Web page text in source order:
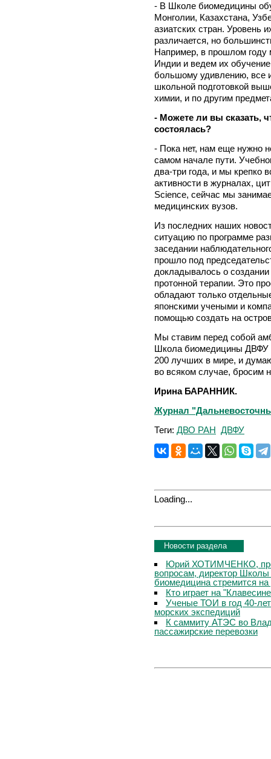
- В Школе биомедицины
Монголии, Казахстана,
азиатских стран. Уровень
различается, но
Например, в прошлом году
Индии и ведем их обучение
большому удивлению, все
школьной подготовкой
химии, и по другим
- Можете ли вы сказать,
состоялась?
- Пока нет, нам еще нужно
самом начале пути.
два-три года, и мы крепко
активности в журналах,
Science, сейчас мы
медицинских вузов.
Из последних наших
ситуацию по программе
заседании
прошло под
докладывалось о
протонной терапии. Это
обладают только
японскими учеными и
помощью создать на
Мы ставим перед собой
Школа биомедицины ДВФУ
200 лучших в мире, и
во всяком случае, бросим
Ирина БАРАННИК.
Журнал
Теги: ДВО РАН ДВФУ
Loading...
Новости раздела
Юрий ХОТИМЧЕНКО,
вопросам, директор
биомедицина стремится
Кто играет на
Ученые ТОИ в год 40-
морских экспедиций
К саммиту АТЭС во
пассажирские перевозки